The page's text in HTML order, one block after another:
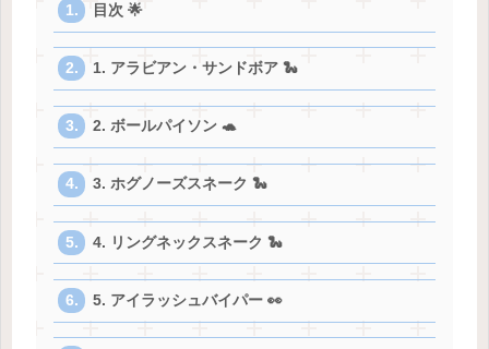
目次 🌟
1. アラビアン・サンドボア 🐍
2. ボールパイソン 🐢
3. ホグノーズスネーク 🐍
4. リングネックスネーク 🐍
5. アイラッシュバイパー 👀